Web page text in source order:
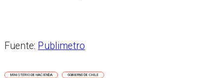
Fuente: Publimetro
MINISTERIO DE HACIENDA GOBIERNO DE CHILE